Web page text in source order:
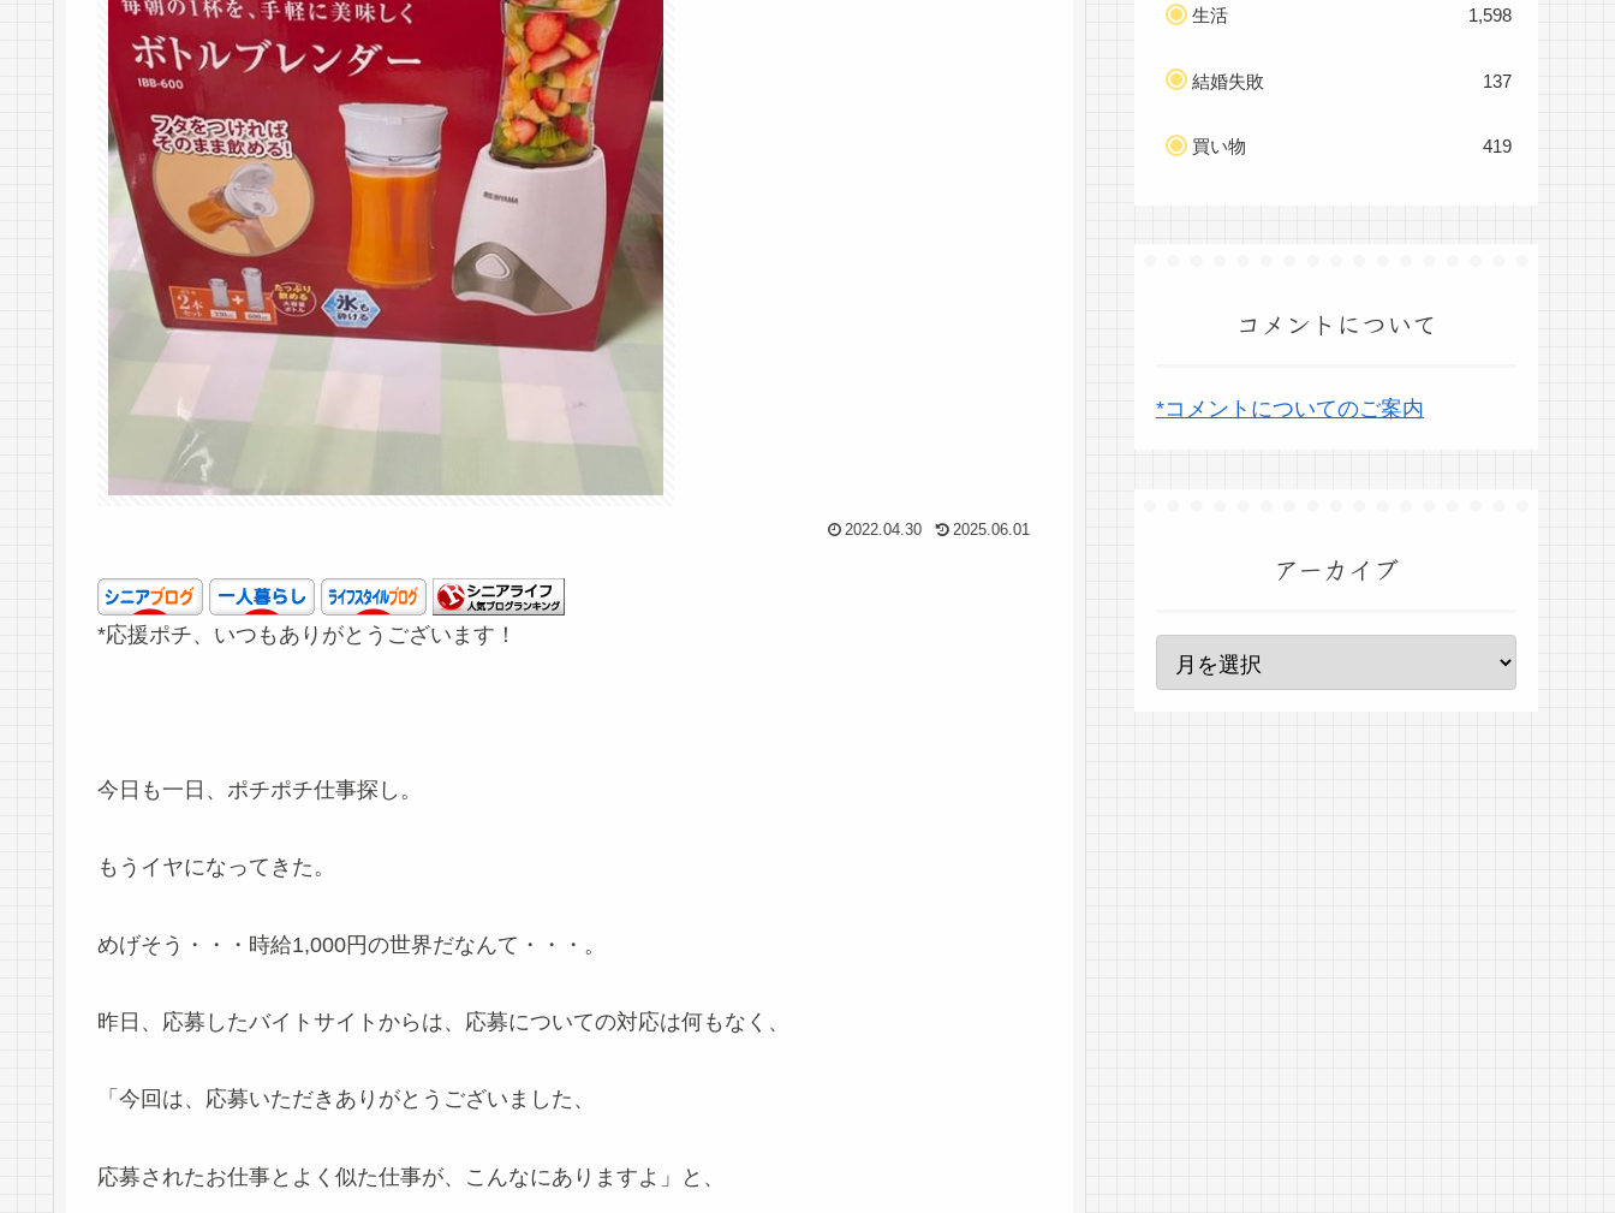
2022.04.30 2025.06.01
*応援ポチ、いつもありがとうございます！
今日も一日、ポチポチ仕事探し。
もうイヤになってきた。
めげそう・・・時給1,000円の世界だなんて・・・。
昨日、応募したバイトサイトからは、応募についての対応は何もなく、
「今回は、応募いただきありがとうございました、
応募されたお仕事とよく似た仕事が、こんなにありますよ」と、
生活 1,598
結婚失敗 137
買い物 419
コメントについて
*コメントについてのご案内
アーカイブ